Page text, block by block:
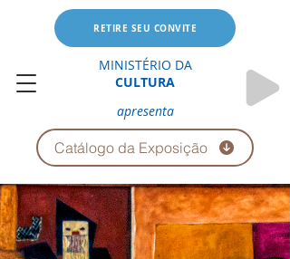
RETIRE SEU CONVITE
Catálogo da Exposição
MINISTÉRIO DA
CULTURA
apresenta